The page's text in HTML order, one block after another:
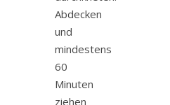
Abdecken
und
mindestens
60
Minuten
ziehen